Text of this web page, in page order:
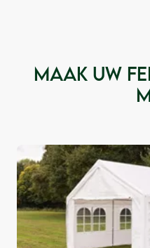
Maak uw